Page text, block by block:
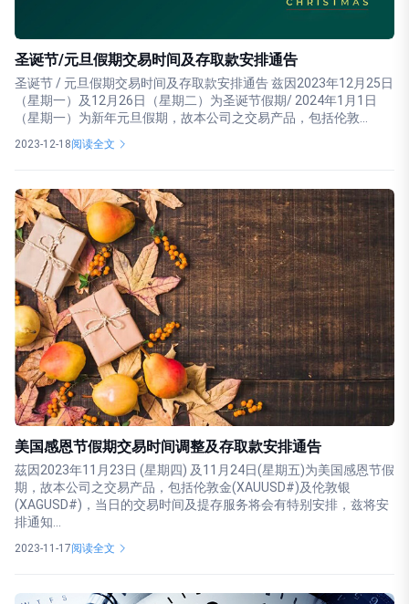
圣诞节/元旦假期交易时间及存取款安排通告
圣诞节 / 元旦假期交易时间及存取款安排通告 兹因2023年12月25日
（星期一）及12月26日（星期二）为圣诞节假期/ 2024年1月1日
（星期一）为新年元旦假期，故本公司之交易产品，包括伦敦...
2023-12-18阅读全文
美国感恩节假期交易时间调整及存取款安排通告
茲因2023年11月23日 (星期四) 及11月24日(星期五)为美国感恩节假
期，故本公司之交易产品，包括伦敦金(XAUUSD#)及伦敦银
(XAGUSD#)，当日的交易时间及提存服务将会有特别安排，兹将安
排通知...
2023-11-17阅读全文